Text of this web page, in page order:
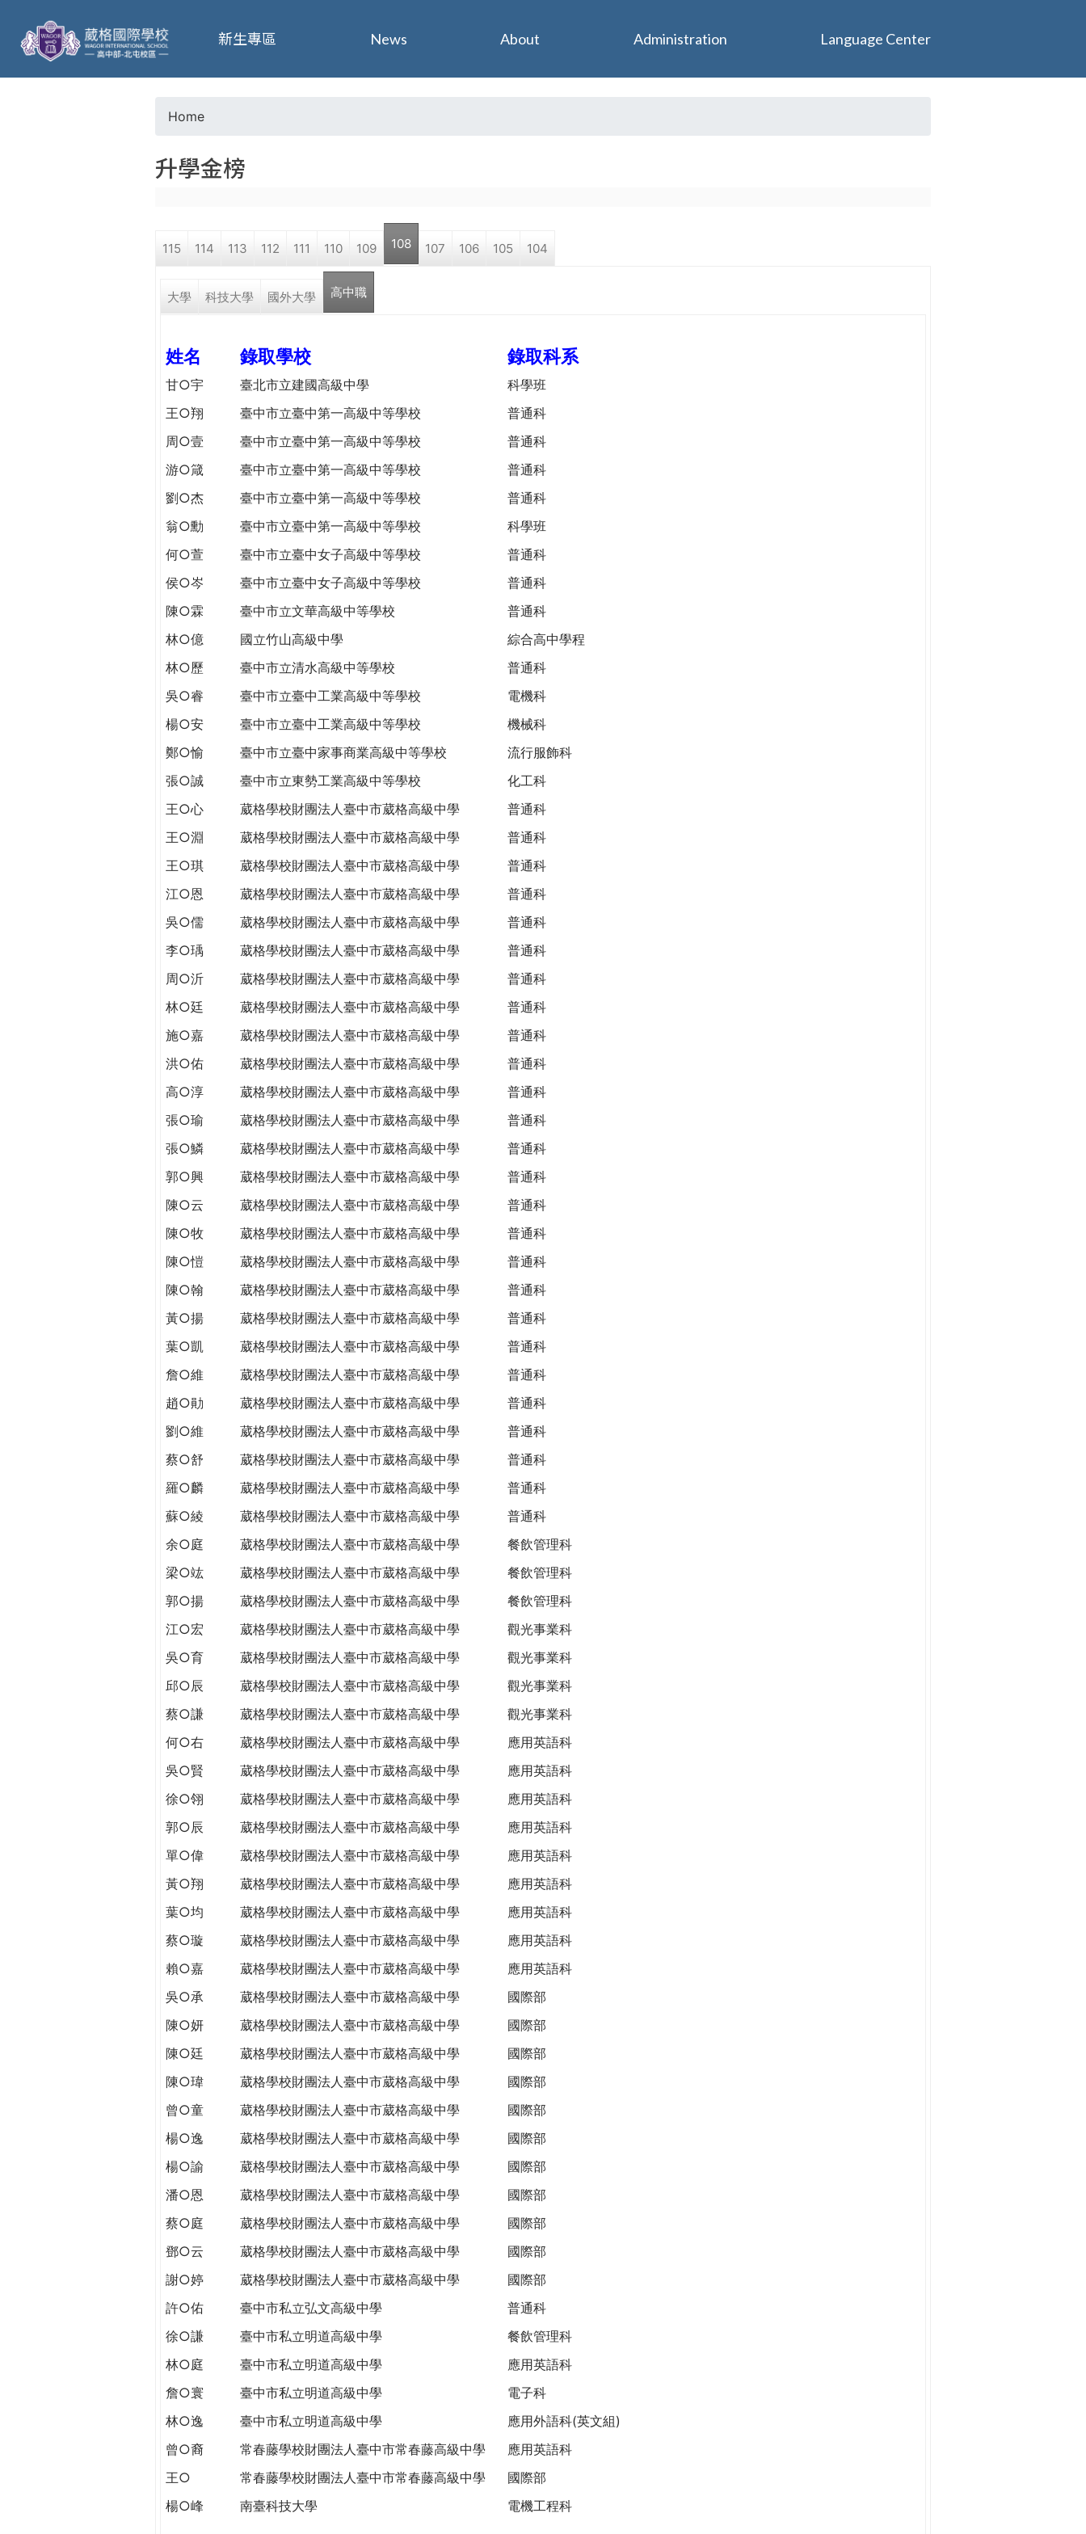
葳
格
o
a
r
h
e
r
e
Home
升學金榜
115 114 113 112 111 110 109 108 107 106 105 104
大學 科技大學 國外大學 高中職
姓名 錄取學校 錄取科系
甘○宇 臺北市立建國高級中學
科學班
王○翔
臺中市立臺中第一高級中等學校
普通科
周○壹
臺中市立臺中第一高級中等學校
普通科
游○箴
臺中市立臺中第一高級中等學校
普通科
劉○杰
臺中市立臺中第一高級中等學校
普通科
翁○勳
臺中市立臺中第一高級中等學校
科學班
何○萱
臺中市立臺中女子高級中等學校
普通科
侯○岑
臺中市立臺中女子高級中等學校
普通科
陳○霖
臺中市立文華高級中等學校
普通科
林○億
國立竹山高級中學
綜合高中學程
林○歷
臺中市立清水高級中等學校
普通科
吳○睿
臺中市立臺中工業高級中等學校
電機科
楊○安
臺中市立臺中工業高級中等學校
機械科
鄭○愉
臺中市立臺中家事商業高級中等學校
流行服飾科
張○誠
臺中市立東勢工業高級中等學校
化工科
王○心
葳格學校財團法人臺中市葳格高級中學
普通科
王○淵
葳格學校財團法人臺中市葳格高級中學
普通科
王○琪
葳格學校財團法人臺中市葳格高級中學
普通科
江○恩
葳格學校財團法人臺中市葳格高級中學
普通科
吳○儒
葳格學校財團法人臺中市葳格高級中學
普通科
李○瑀
葳格學校財團法人臺中市葳格高級中學
普通科
周○沂
葳格學校財團法人臺中市葳格高級中學
普通科
林○廷
葳格學校財團法人臺中市葳格高級中學
普通科
施○嘉
葳格學校財團法人臺中市葳格高級中學
普通科
洪○佑
葳格學校財團法人臺中市葳格高級中學
普通科
高○淳
葳格學校財團法人臺中市葳格高級中學
普通科
張○瑜
葳格學校財團法人臺中市葳格高級中學
普通科
張○鱗
葳格學校財團法人臺中市葳格高級中學
普通科
郭○興
葳格學校財團法人臺中市葳格高級中學
普通科
陳○云
葳格學校財團法人臺中市葳格高級中學
普通科
陳○牧
葳格學校財團法人臺中市葳格高級中學
普通科
陳○愷
葳格學校財團法人臺中市葳格高級中學
普通科
陳○翰
葳格學校財團法人臺中市葳格高級中學
普通科
黃○揚
葳格學校財團法人臺中市葳格高級中學
普通科
葉○凱
葳格學校財團法人臺中市葳格高級中學
普通科
詹○維
葳格學校財團法人臺中市葳格高級中學
普通科
趙○勛
葳格學校財團法人臺中市葳格高級中學
普通科
劉○維
葳格學校財團法人臺中市葳格高級中學
普通科
蔡○舒
葳格學校財團法人臺中市葳格高級中學
普通科
羅○麟
葳格學校財團法人臺中市葳格高級中學
普通科
蘇○綾
葳格學校財團法人臺中市葳格高級中學
普通科
余○庭
葳格學校財團法人臺中市葳格高級中學
餐飲管理科
梁○竑
葳格學校財團法人臺中市葳格高級中學
餐飲管理科
郭○揚
葳格學校財團法人臺中市葳格高級中學
餐飲管理科
江○宏
葳格學校財團法人臺中市葳格高級中學
觀光事業科
吳○育
葳格學校財團法人臺中市葳格高級中學
觀光事業科
邱○辰
葳格學校財團法人臺中市葳格高級中學
觀光事業科
蔡○謙
葳格學校財團法人臺中市葳格高級中學
觀光事業科
何○右
葳格學校財團法人臺中市葳格高級中學
應用英語科
吳○賢
葳格學校財團法人臺中市葳格高級中學
應用英語科
徐○翎
葳格學校財團法人臺中市葳格高級中學
應用英語科
郭○辰
葳格學校財團法人臺中市葳格高級中學
應用英語科
單○偉
葳格學校財團法人臺中市葳格高級中學
應用英語科
黃○翔
葳格學校財團法人臺中市葳格高級中學
應用英語科
葉○均
葳格學校財團法人臺中市葳格高級中學
應用英語科
蔡○璇
葳格學校財團法人臺中市葳格高級中學
應用英語科
賴○嘉
葳格學校財團法人臺中市葳格高級中學
應用英語科
吳○承
葳格學校財團法人臺中市葳格高級中學
國際部
陳○妍
葳格學校財團法人臺中市葳格高級中學
國際部
陳○廷
葳格學校財團法人臺中市葳格高級中學
國際部
陳○瑋
葳格學校財團法人臺中市葳格高級中學
國際部
曾○童
葳格學校財團法人臺中市葳格高級中學
國際部
楊○逸
葳格學校財團法人臺中市葳格高級中學
國際部
楊○諭
葳格學校財團法人臺中市葳格高級中學
國際部
潘○恩
葳格學校財團法人臺中市葳格高級中學
國際部
蔡○庭
葳格學校財團法人臺中市葳格高級中學
國際部
鄧○云
葳格學校財團法人臺中市葳格高級中學
國際部
謝○婷
葳格學校財團法人臺中市葳格高級中學
國際部
許○佑
臺中市私立弘文高級中學
普通科
徐○謙
臺中市私立明道高級中學
餐飲管理科
林○庭
臺中市私立明道高級中學
應用英語科
詹○寰
臺中市私立明道高級中學
電子科
林○逸
臺中市私立明道高級中學
應用外語科(英文組)
曾○裔
常春藤學校財團法人臺中市常春藤高級中學
應用英語科
王○
常春藤學校財團法人臺中市常春藤高級中學
國際部
楊○峰
南臺科技大學 電機工程科
新生專區 News About Administration Language Center